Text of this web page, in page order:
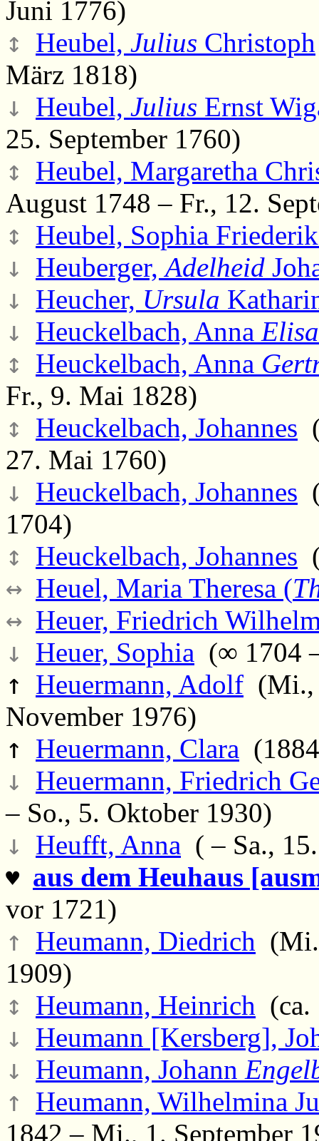
Juni 1776)
↕ Heubel, Julius Christoph
März 1818)
↓ Heubel, Julius Ernst
25. September 1760)
↕ Heubel, Margaretha
August 1748 – Fr., 12.
↕ Heubel, Sophia
↓ Heuberger,Adelheid
↓ Heucher, Ursula
↓ Heuckelbach, Anna
↕ Heuckelbach, Anna
Fr., 9. Mai 1828)
↕ Heuckelbach, Johannes
27. Mai 1760)
↓ Heuckelbach, Johannes
1704)
↕ Heuckelbach, Johannes
↔ Heuel, Maria Theresa (
↔ Heuer, Friedrich
↓ Heuer, Sophia (∞ 1704
↑ Heuermann, Adolf (Mi.,
November 1976)
↑ Heuermann, Clara
↓ Heuermann, Friedrich
– So., 5. Oktober 1930)
↓ Heufft, Anna ( – Sa.,
♥ aus dem Heuhaus
vor 1721)
↑ Heumann, Diedrich
1909)
↕ Heumann, Heinrich
↓ Heumann [Kersberg],
↓ Heumann, Johann
↑ Heumann, Wilhelmina
1842 – Mi., 1. September